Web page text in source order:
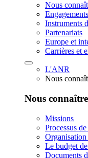
Nous
Engagements
Instruments
Partenariats
Europe et
Carrières et
L'ANR
Nous
Nous connaître
Missions
Processus
Le budget
Documents